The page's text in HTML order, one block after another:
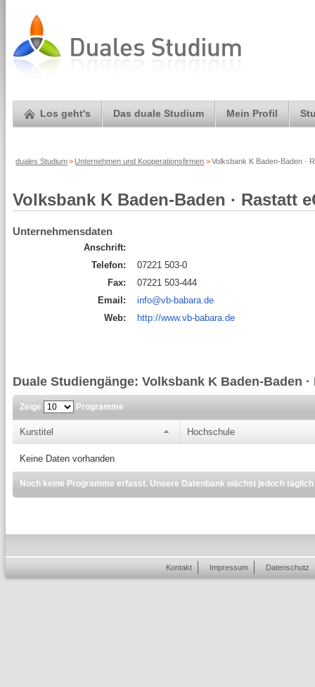
Los geht's Das duale Studium Mein Profil
duales Studium> Unternehmen und Kooperationsfirmen >Volksbank K Baden-Baden ·
Volksbank K Baden-Baden · Rastatt
Unternehmensdaten
Anschrift:
Telefon:
07221 503-0
Fax:
07221 503-444
Email:
info@vb-babara.de
Web:
http://www.vb-babara.de
Duale Studiengänge: Volksbank K Baden-Baden ·
Zeige Programme
Kurstitel Hochschule
Keine Daten vorhanden
Noch keine Programme erfasst. Unsere Datenbank wächst jedoch täglich
Kontakt Impressum Datenschutz